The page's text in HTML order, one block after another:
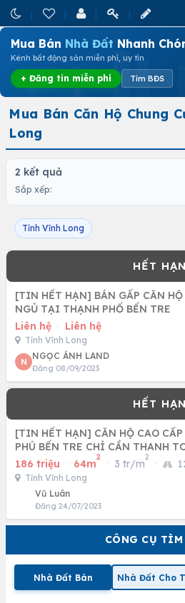
Mua Bán Nhà Đất Nhanh
Kênh bất động sản miễn phí, uy tín
+ Đăng tin miễn phí Tìm BĐS
CÔNG CỤ
Nhà Đất Bán Nhà Đất Cho
Mua Bán Căn Hộ Chung
Long
2 kết quả
Sắp xếp:
Tỉnh Vĩnh Long
[TIN HẾT HẠN] BÁN GẤP CĂN HỘ
NGỦ TẠI THẠNH PHỐ BẾN TRE
Liên hệ · Liên hệ
Tỉnh Vĩnh Long
N
NGỌC ÁNH LAND
Đăng 08/09/2023
[TIN HẾT HẠN] CĂN HỘ CAO
PHÚ BẾN TRE CHỈ CẦN THANH
186 triệu · 64m
2
· 3 tr/m
2
·
Tỉnh Vĩnh Long
Vũ Luân
Đăng 24/07/2023